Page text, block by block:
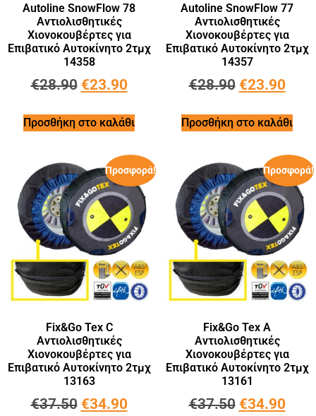
Autoline SnowFlow 78
Αντιολισθητικές
Χιονοκουβέρτες για
Επιβατικό Αυτοκίνητο 2τμχ
14358
€28.90 €23.90
Προσθήκη στο καλάθι
Autoline SnowFlow 77
Αντιολισθητικές
Χιονοκουβέρτες για
Επιβατικό Αυτοκίνητο 2τμχ
14357
€28.90 €23.90
Προσθήκη στο καλάθι
Προσφορά!
Fix&Go Tex C
Αντιολισθητικές
Χιονοκουβέρτες για
Επιβατικό Αυτοκίνητο 2τμχ
13163
€37.50 €34.90
Προσφορά!
Fix&Go Tex A
Αντιολισθητικές
Χιονοκουβέρτες για
Επιβατικό Αυτοκίνητο 2τμχ
13161
€37.50 €34.90